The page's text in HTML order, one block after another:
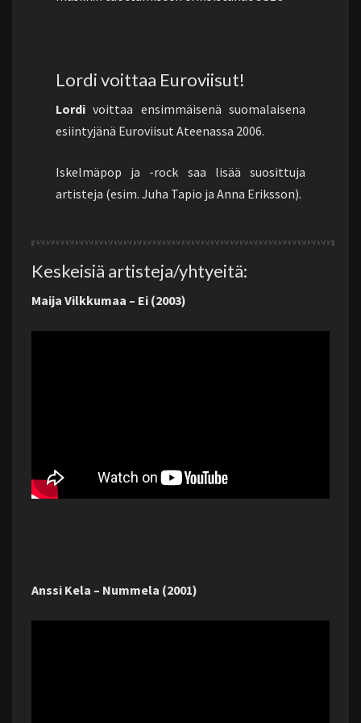
Lordi voittaa Euroviisut!
Lordivoittaa ensimmäisenä suomalaisena
esiintyjänä Euroviisut Ateenassa 2006.
Iskelmäpop ja -rock saa lisää suosittuja
artisteja (esim. Juha Tapio ja Anna Eriksson).
Keskeisiä artisteja/yhtyeitä:
Maija Vilkkumaa – Ei (2003)
Anssi Kela – Nummela (2001)